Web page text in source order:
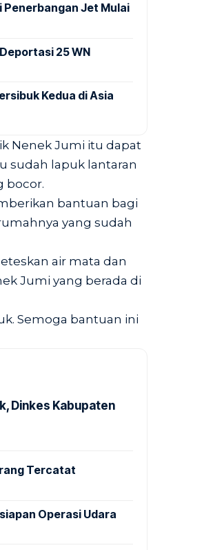
Penerbangan Jet Mulai
25 WN
Kedua di Asia
Nenek Jumi itu dapat
sudah lapuk lantaran
bocor.
bantuan bagi
yang sudah
air mata dan
Jumi yang berada di
Semoga bantuan ini
Dinkes Kabupaten
Tercatat
Operasi Udara